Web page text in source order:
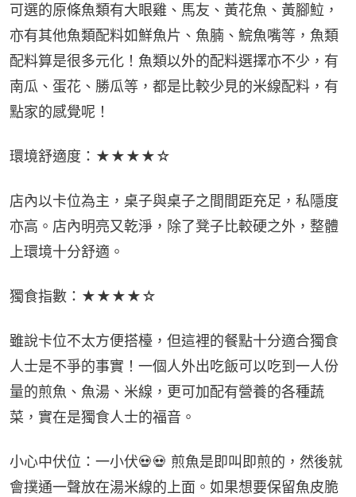
可選的原條魚類有大眼雞、馬友、黃花魚、黃腳𩶘，
亦有其他魚類配料如鮮魚片、魚腩、鯇魚嘴等，魚類
配料算是很多元化！魚類以外的配料選擇亦不少，有
南瓜、蛋花、勝瓜等，都是比較少見的米線配料，有
點家的感覺呢！
環境舒適度：★★★★☆
店內以卡位為主，桌子與桌子之間間距充足，私隱度
亦高。店內明亮又乾淨，除了凳子比較硬之外，整體
上環境十分舒適。
獨食指數：★★★★☆
雖說卡位不太方便搭檯，但這裡的餐點十分適合獨食
人士是不爭的事實！一個人外出吃飯可以吃到一人份
量的煎魚、魚湯、米線，更可加配有營養的各種蔬
菜，實在是獨食人士的福音。
小心中伏位：一小伏💀💀 煎魚是即叫即煎的，然後就
會撲通一聲放在湯米線的上面。如果想要保留魚皮脆